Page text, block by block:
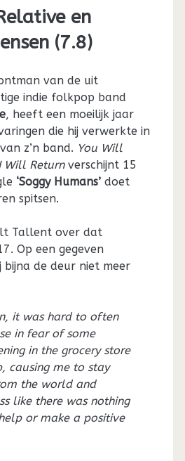
en
(7.8)
van de uit
indie folkpop band
, heeft een moeilijk jaar
die hij verwerkte in
z’n band. You Will
Will Returnverschijnt 15
‘Soggy Humans’doet
spitsen.
Tallent over dat
Op een gegeven
bijna de deur niet meer
it was hard to often
in fear of some
in the grocery store
causing me to stay
the world and
like there was nothing
or make a positive